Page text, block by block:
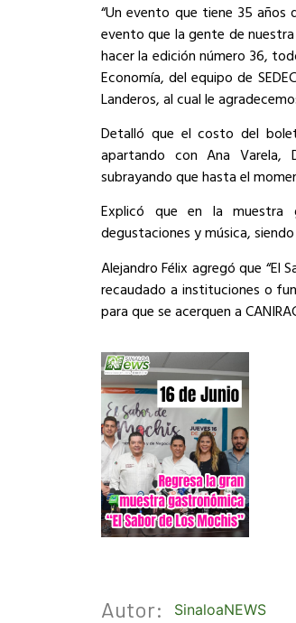
“Un evento que tiene 35 años
evento que la gente de
hacer la edición número 36,
Economía, del equipo de
Landeros, al cual le
Detalló que el costo del
apartando con Ana Varela,
subrayando que hasta el
Explicó que en la muestra
degustaciones y música,
Alejandro Félix agregó que “El
recaudado a instituciones o
para que se acerquen a
Autor: SinaloaNEWS